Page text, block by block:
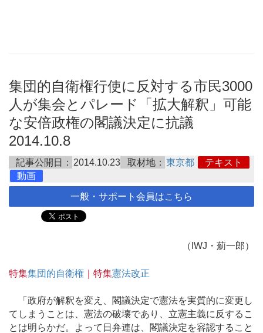
集団的自衛権行使に反対する市民3000
人が集会とパレード「拡大解釈」可能
な安倍政権の閣議決定に抗議
2014.10.8
記事公開日： 2014.10.23 取材地： 東京都
テキスト
動画
一般・サポート会員はこちら
（IWJ・薊一郎）
特集集団的自衛権 ｜特集憲法改正
「政府が解釈を変え、閣議決定で憲法を実質的に変更し
てしまうことは、憲法の破壊であり、立憲主義に反するこ
とは明らかだ。よって日弁連は、閣議決定を容認すること